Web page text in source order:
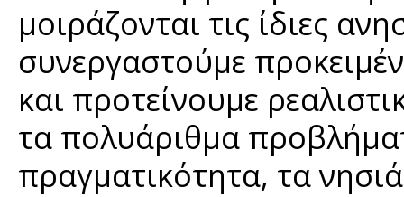
μοιράζονται τις ίδιες
συνεργαστούμε
και προτείνουμε
τα πολυάριθμα
πραγματικότητα, τα